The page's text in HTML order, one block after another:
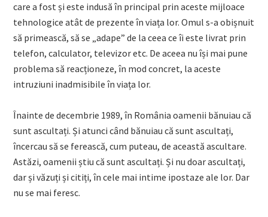
care a fost și este indusă în principal prin aceste mijloace
tehnologice atât de prezente în viața lor. Omul s-a obișnuit
să primească, să se „adape” de la ceea ce îi este livrat prin
telefon, calculator, televizor etc. De aceea nu își mai pune
problema să reacționeze, în mod concret, la aceste
intruziuni inadmisibile în viața lor.
Înainte de decembrie 1989, în România oamenii bănuiau că
sunt ascultați. Și atunci când bănuiau că sunt ascultați,
încercau să se ferească, cum puteau, de această ascultare.
Astăzi, oamenii știu că sunt ascultați. Și nu doar ascultați,
dar și văzuți și citiți, în cele mai intime ipostaze ale lor. Dar
nu se mai feresc.